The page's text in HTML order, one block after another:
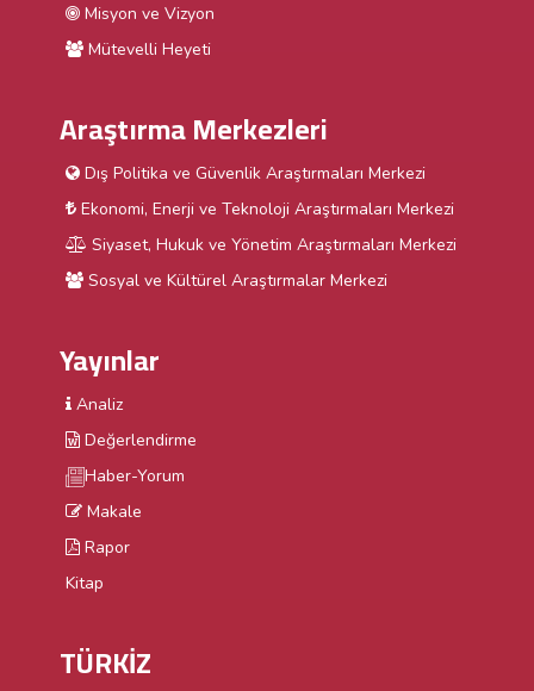
Misyon ve Vizyon
Mütevelli Heyeti
Araştırma Merkezleri
Dış Politika ve Güvenlik Araştırmaları Merkezi
Ekonomi, Enerji ve Teknoloji Araştırmaları Merkezi
Siyaset, Hukuk ve Yönetim Araştırmaları Merkezi
Sosyal ve Kültürel Araştırmalar Merkezi
Yayınlar
Analiz
Değerlendirme
Haber-Yorum
Makale
Rapor
Kitap
TÜRKİZ